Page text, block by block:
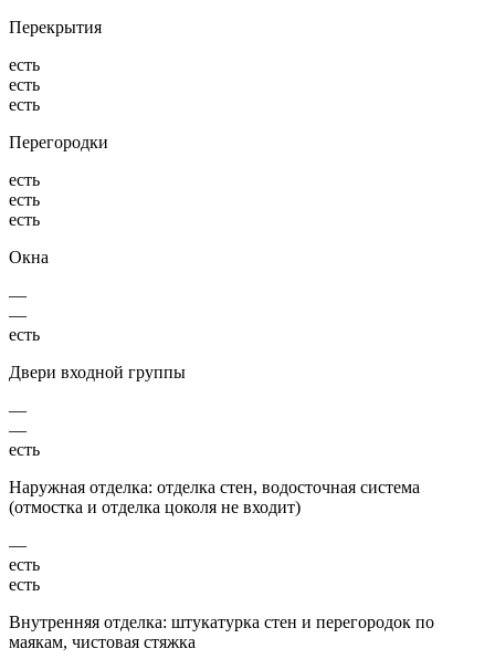
Перекрытия
есть
есть
есть
Перегородки
есть
есть
есть
Окна
—
—
есть
Двери входной группы
—
—
есть
Наружная отделка: отделка стен, водосточная система
(отмостка и отделка цоколя не входит)
—
есть
есть
Внутренняя отделка: штукатурка стен и перегородок по
маякам, чистовая стяжка